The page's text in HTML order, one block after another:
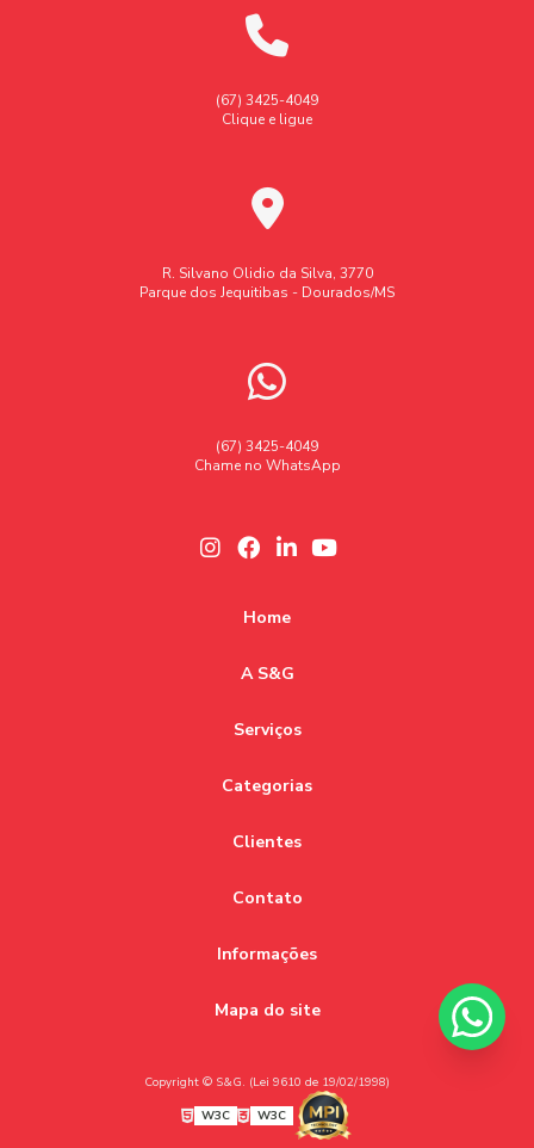
(67) 3425-4049
Clique e ligue
R. Silvano Olidio da Silva, 3770
Parque dos Jequitibas - Dourados/MS
(67) 3425-4049
Chame no WhatsApp
Home
A S&G
Serviços
Categorias
Clientes
Contato
Informações
Mapa do site
Copyright © S&G. (Lei 9610 de 19/02/1998)
W3C
W3C